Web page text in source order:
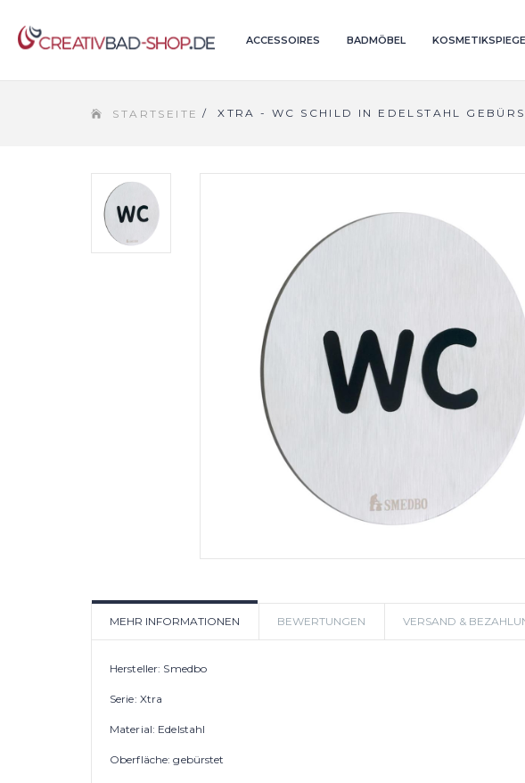
ACCESSOIRES BADMÖBEL
STARTSEITE / XTRA - WC SCHILD IN EDELSTAHL
MEHR INFORMATIONEN BEWERTUNGEN VERSAND &
Hersteller: Smedbo
Serie: Xtra
Material: Edelstahl
Oberfläche: gebürstet